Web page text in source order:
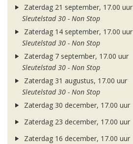
Zaterdag 21 september, 17.00 uur
Sleutelstad 30 - Non Stop
Zaterdag 14 september, 17.00 uur
Sleutelstad 30 - Non Stop
Zaterdag 7 september, 17.00 uur
Sleutelstad 30 - Non Stop
Zaterdag 31 augustus, 17.00 uur
Sleutelstad 30 - Non Stop
Zaterdag 30 december, 17.00 uur
Zaterdag 23 december, 17.00 uur
Zaterdag 16 december, 17.00 uur